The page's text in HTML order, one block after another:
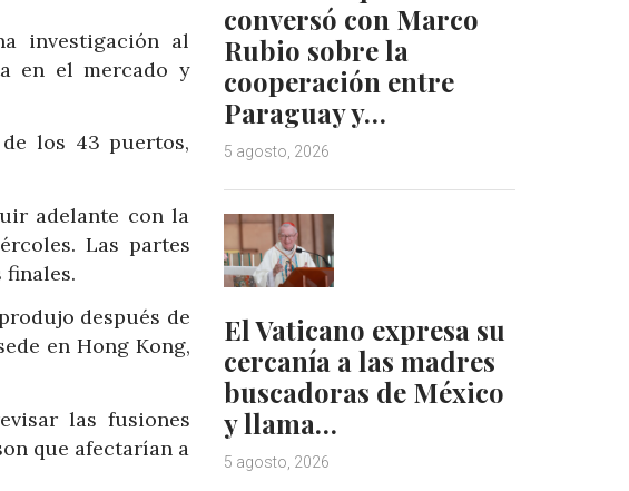
investigación al
en el mercado y
los 43 puertos,
adelante con la
Las partes
después de
en Hong Kong,
las fusiones
que afectarían a
conversó con Marco
Rubio sobre la
cooperación entre
Paraguay y…
5 agosto, 2026
El Vaticano expresa su
cercanía a las madres
buscadoras de México
y llama…
5 agosto, 2026